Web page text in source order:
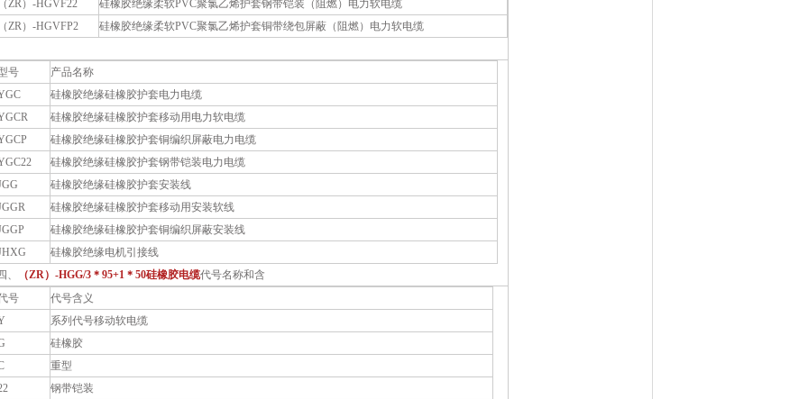
ZR）-HGVF22
硅橡胶绝缘柔软PVC聚氯乙烯护套钢带铠装（阻燃）电力软电缆
ZR）-HGVFP2
硅橡胶绝缘柔软PVC聚氯乙烯护套铜带绕包屏蔽（阻燃）电力软电缆
号
产品名称
硅橡胶绝缘硅橡胶护套电力电缆
硅橡胶绝缘硅橡胶护套移动用电力软电缆
硅橡胶绝缘硅橡胶护套铜编织屏蔽电力电缆
硅橡胶绝缘硅橡胶护套钢带铠装电力电缆
硅橡胶绝缘硅橡胶护套安装线
硅橡胶绝缘硅橡胶护套移动用安装软线
硅橡胶绝缘硅橡胶护套铜编织屏蔽安装线
硅橡胶绝缘电机引接线
、
（ZR）-HGG/3＊95+1＊50硅橡胶电缆代号名称和含
号
代号含义
系列代号移动软电缆
硅橡胶
重型
钢带铠装